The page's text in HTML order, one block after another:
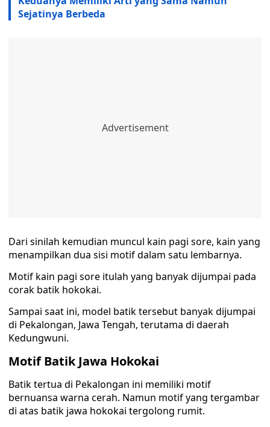
Sejatinya Berbeda
Dari sinilah kemudian muncul kain pagi sore, kain yang
menampilkan dua sisi motif dalam satu lembarnya.
Motif kain pagi sore itulah yang banyak dijumpai pada
corak batik hokokai.
Sampai saat ini, model batik tersebut banyak dijumpai
di Pekalongan, Jawa Tengah, terutama di daerah
Kedungwuni.
Motif Batik Jawa Hokokai
Batik tertua di Pekalongan ini memiliki motif
bernuansa warna cerah. Namun motif yang tergambar
di atas batik jawa hokokai tergolong rumit.